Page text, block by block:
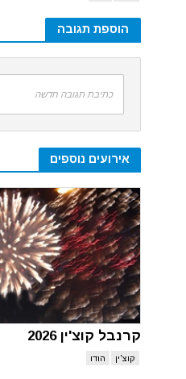
הוספת תגובה
כתיבת תגובה חדשה
אירועים נוספים
קרנבל קוצ'ין 2026
קוצ'ין הודו